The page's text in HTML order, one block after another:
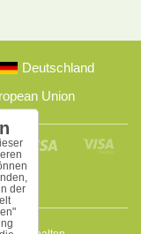
Deutschland
Union
der